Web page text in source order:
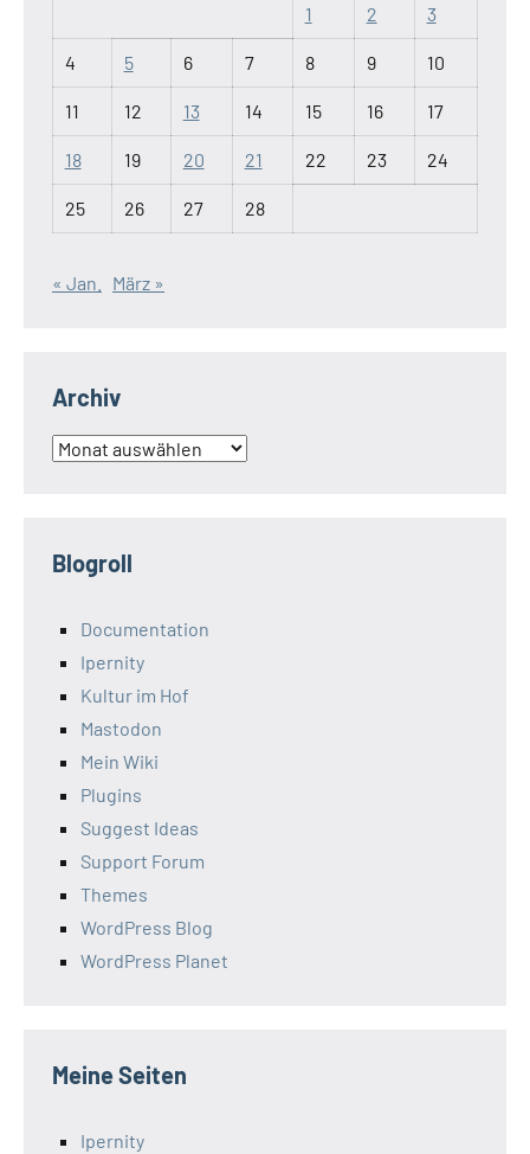
1 2 3
4 5 6 7 8 9 10
11 12 13 14 15 16 17
18 19 20 21 22 23 24
25 26 27 28
« Jan. März »
Archiv
Archiv
Blogroll
Documentation
Ipernity
Kultur im Hof
Mastodon
Mein Wiki
Plugins
Suggest Ideas
Support Forum
Themes
WordPress Blog
WordPress Planet
Meine Seiten
Ipernity